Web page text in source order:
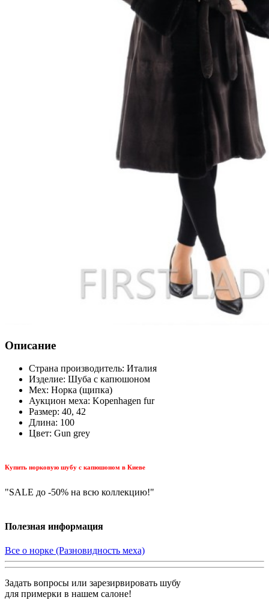
Описание
Страна производитель: Италия
Изделие: Шуба с капюшоном
Мех: Норка (щипка)
Аукцион меха: Kopenhagen fur
Размер: 40, 42
Длина: 100
Цвет: Gun grey
Купить норковую шубу с капюшоном в Киеве
"SALE до -50% на всю коллекцию!"
Полезная информация
Все о норке (Разновидность меха)
Задать вопросы или зарезирвировать шубу
для примерки в нашем салоне!